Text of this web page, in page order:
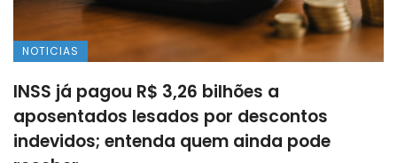
NOTICIAS
INSS já pagou R$ 3,26 bilhões a
aposentados lesados por descontos
indevidos; entenda quem ainda pode